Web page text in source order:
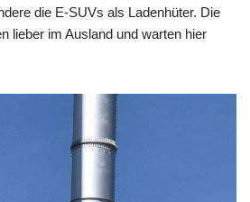
die E-SUVs als Ladenhüter. Die
lieber im Ausland und warten hier